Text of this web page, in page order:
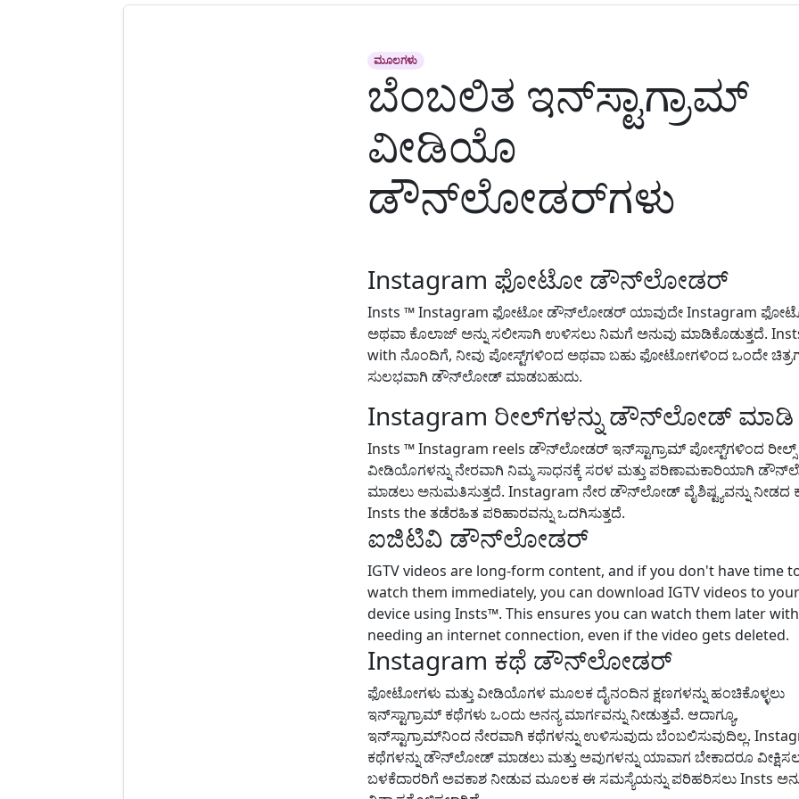
ಮೂಲಗಳು
ಬೆಂಬಲಿತ ಇನ್‌ಸ್ಟಾಗ್ರಾಮ್
ವೀಡಿಯೊ
ಡೌನ್‌ಲೋಡರ್‌ಗಳು
Instagram ಫೋಟೋ ಡೌನ್‌ಲೋಡರ್
Insts ™ Instagram ಫೋಟೋ ಡೌನ್‌ಲೋಡರ್ ಯಾವುದೇ Instagram
ಅಥವಾ ಕೊಲಾಜ್ ಅನ್ನು ಸಲೀಸಾಗಿ ಉಳಿಸಲು ನಿಮಗೆ ಅನುವು ಮಾಡಿಕೊಡುತ್ತದೆ.
with ನೊಂದಿಗೆ, ನೀವು ಪೋಸ್ಟ್‌ಗಳಿಂದ ಅಥವಾ ಬಹು ಫೋಟೋಗಳಿಂದ ಒಂದೇ
ಸುಲಭವಾಗಿ ಡೌನ್‌ಲೋಡ್ ಮಾಡಬಹುದು.
Instagram ರೀಲ್‌ಗಳನ್ನು ಡೌನ್‌ಲೋಡ್ ಮಾಡಿ
Insts ™ Instagram reels ಡೌನ್‌ಲೋಡರ್ ಇನ್‌ಸ್ಟಾಗ್ರಾಮ್ ಪೋಸ್ಟ್‌ಗಳಿಂದ ರೀಲ್ಸ್
ವೀಡಿಯೊಗಳನ್ನು ನೇರವಾಗಿ ನಿಮ್ಮ ಸಾಧನಕ್ಕೆ ಸರಳ ಮತ್ತು ಪರಿಣಾಮಕಾರಿಯಾಗಿ
ಮಾಡಲು ಅನುಮತಿಸುತ್ತದೆ. Instagram ನೇರ ಡೌನ್‌ಲೋಡ್ ವೈಶಿಷ್ಟ್ಯವನ್ನು ನೀಡದ
Insts the ತಡೆರಹಿತ ಪರಿಹಾರವನ್ನು ಒದಗಿಸುತ್ತದೆ.
ಐಜಿಟಿವಿ ಡೌನ್‌ಲೋಡರ್
IGTV videos are long-form content, and if you don't have time
watch them immediately, you can download IGTV videos to your
device using Insts™. This ensures you can watch them later
needing an internet connection, even if the video gets deleted.
Instagram ಕಥೆ ಡೌನ್‌ಲೋಡರ್
ಫೋಟೋಗಳು ಮತ್ತು ವೀಡಿಯೊಗಳ ಮೂಲಕ ದೈನಂದಿನ ಕ್ಷಣಗಳನ್ನು ಹಂಚಿಕೊಳ್ಳಲು
ಇನ್‌ಸ್ಟಾಗ್ರಾಮ್ ಕಥೆಗಳು ಒಂದು ಅನನ್ಯ ಮಾರ್ಗವನ್ನು ನೀಡುತ್ತವೆ. ಆದಾಗ್ಯೂ,
ಇನ್‌ಸ್ಟಾಗ್ರಾಮ್‌ನಿಂದ ನೇರವಾಗಿ ಕಥೆಗಳನ್ನು ಉಳಿಸುವುದು ಬೆಂಬಲಿಸುವುದಿಲ್ಲ.
ಕಥೆಗಳನ್ನು ಡೌನ್‌ಲೋಡ್ ಮಾಡಲು ಮತ್ತು ಅವುಗಳನ್ನು ಯಾವಾಗ ಬೇಕಾದರೂ
ಬಳಕೆದಾರರಿಗೆ ಅವಕಾಶ ನೀಡುವ ಮೂಲಕ ಈ ಸಮಸ್ಯೆಯನ್ನು ಪರಿಹರಿಸಲು Insts